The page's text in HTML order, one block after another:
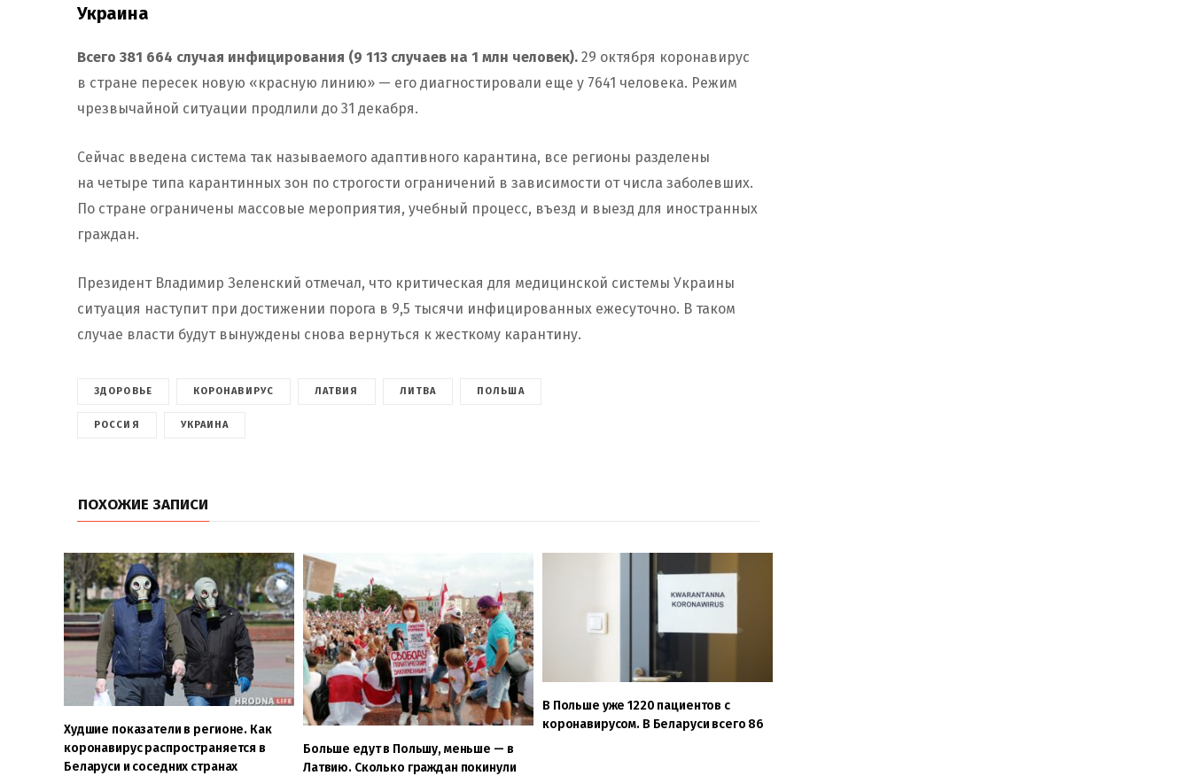
Украина
Всего 381 664 случая инфицирования (9 113 случаев на 1 млн человек). 29 октября коронавирус
в стране пересек новую «красную линию» — его диагностировали еще у 7641 человека. Режим
чрезвычайной ситуации продлили до 31 декабря.
Сейчас введена система так называемого адаптивного карантина, все регионы разделены
на четыре типа карантинных зон по строгости ограничений в зависимости от числа заболевших.
По стране ограничены массовые мероприятия, учебный процесс, въезд и выезд для иностранных
граждан.
Президент Владимир Зеленский отмечал, что критическая для медицинской системы Украины
ситуация наступит при достижении порога в 9,5 тысячи инфицированных ежесуточно. В таком
случае власти будут вынуждены снова вернуться к жесткому карантину.
ЗДОРОВЬЕ КОРОНАВИРУС ЛАТВИЯ ЛИТВА ПОЛЬША
РОССИЯ УКРАИНА
ПОХОЖИЕ ЗАПИСИ
Худшие показатели в регионе. Как
коронавирус распространяется в
Беларуси и соседних странах
Больше едут в Польшу, меньше — в
Латвию. Сколько граждан покинули
В Польше уже 1220 пациентов с
коронавирусом. В Беларуси всего 86